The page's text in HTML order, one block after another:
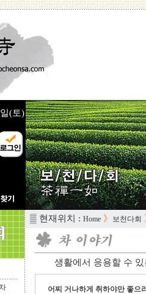
(토)
▒ 현재위치 : Home 》 보천다회
생활에서 응용할 수 있
어찌 거나하게 취하야만 좋으